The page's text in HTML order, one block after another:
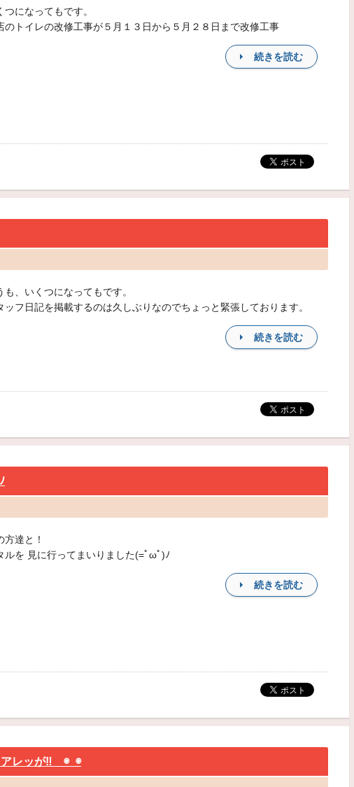
つになってもです。
のトイレの改修工事が５月１３日から５月２８日まで改修工事
続きを読む
も、いくつになってもです。
ッフ日記を掲載するのは久しぶりなのでちょっと緊張しております。
続きを読む
方達と！
ルを 見に行ってまいりました(=ﾟωﾟ)ﾉ
続きを読む
レッが‼ ◉_◉